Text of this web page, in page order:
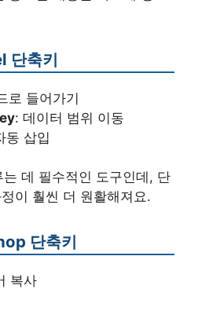
단축키
로 들어가기
: 데이터 범위 이동
동 삽입
데 필수적인 도구인데, 단
이 훨씬 더 원활해져요.
단축키
복사